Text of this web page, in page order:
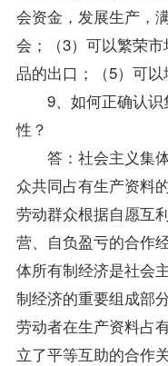
会资金，发展生产，
会；（3）可以繁荣
品的出口；（5）可以
9、如何正确认识
性？
答：社会主义集体
众共同占有生产资料
劳动群众根据自愿互
营、自负盈亏的合作
体所有制经济是社会
制经济的重要组成部
劳动者在生产资料占
立了平等互助的合作